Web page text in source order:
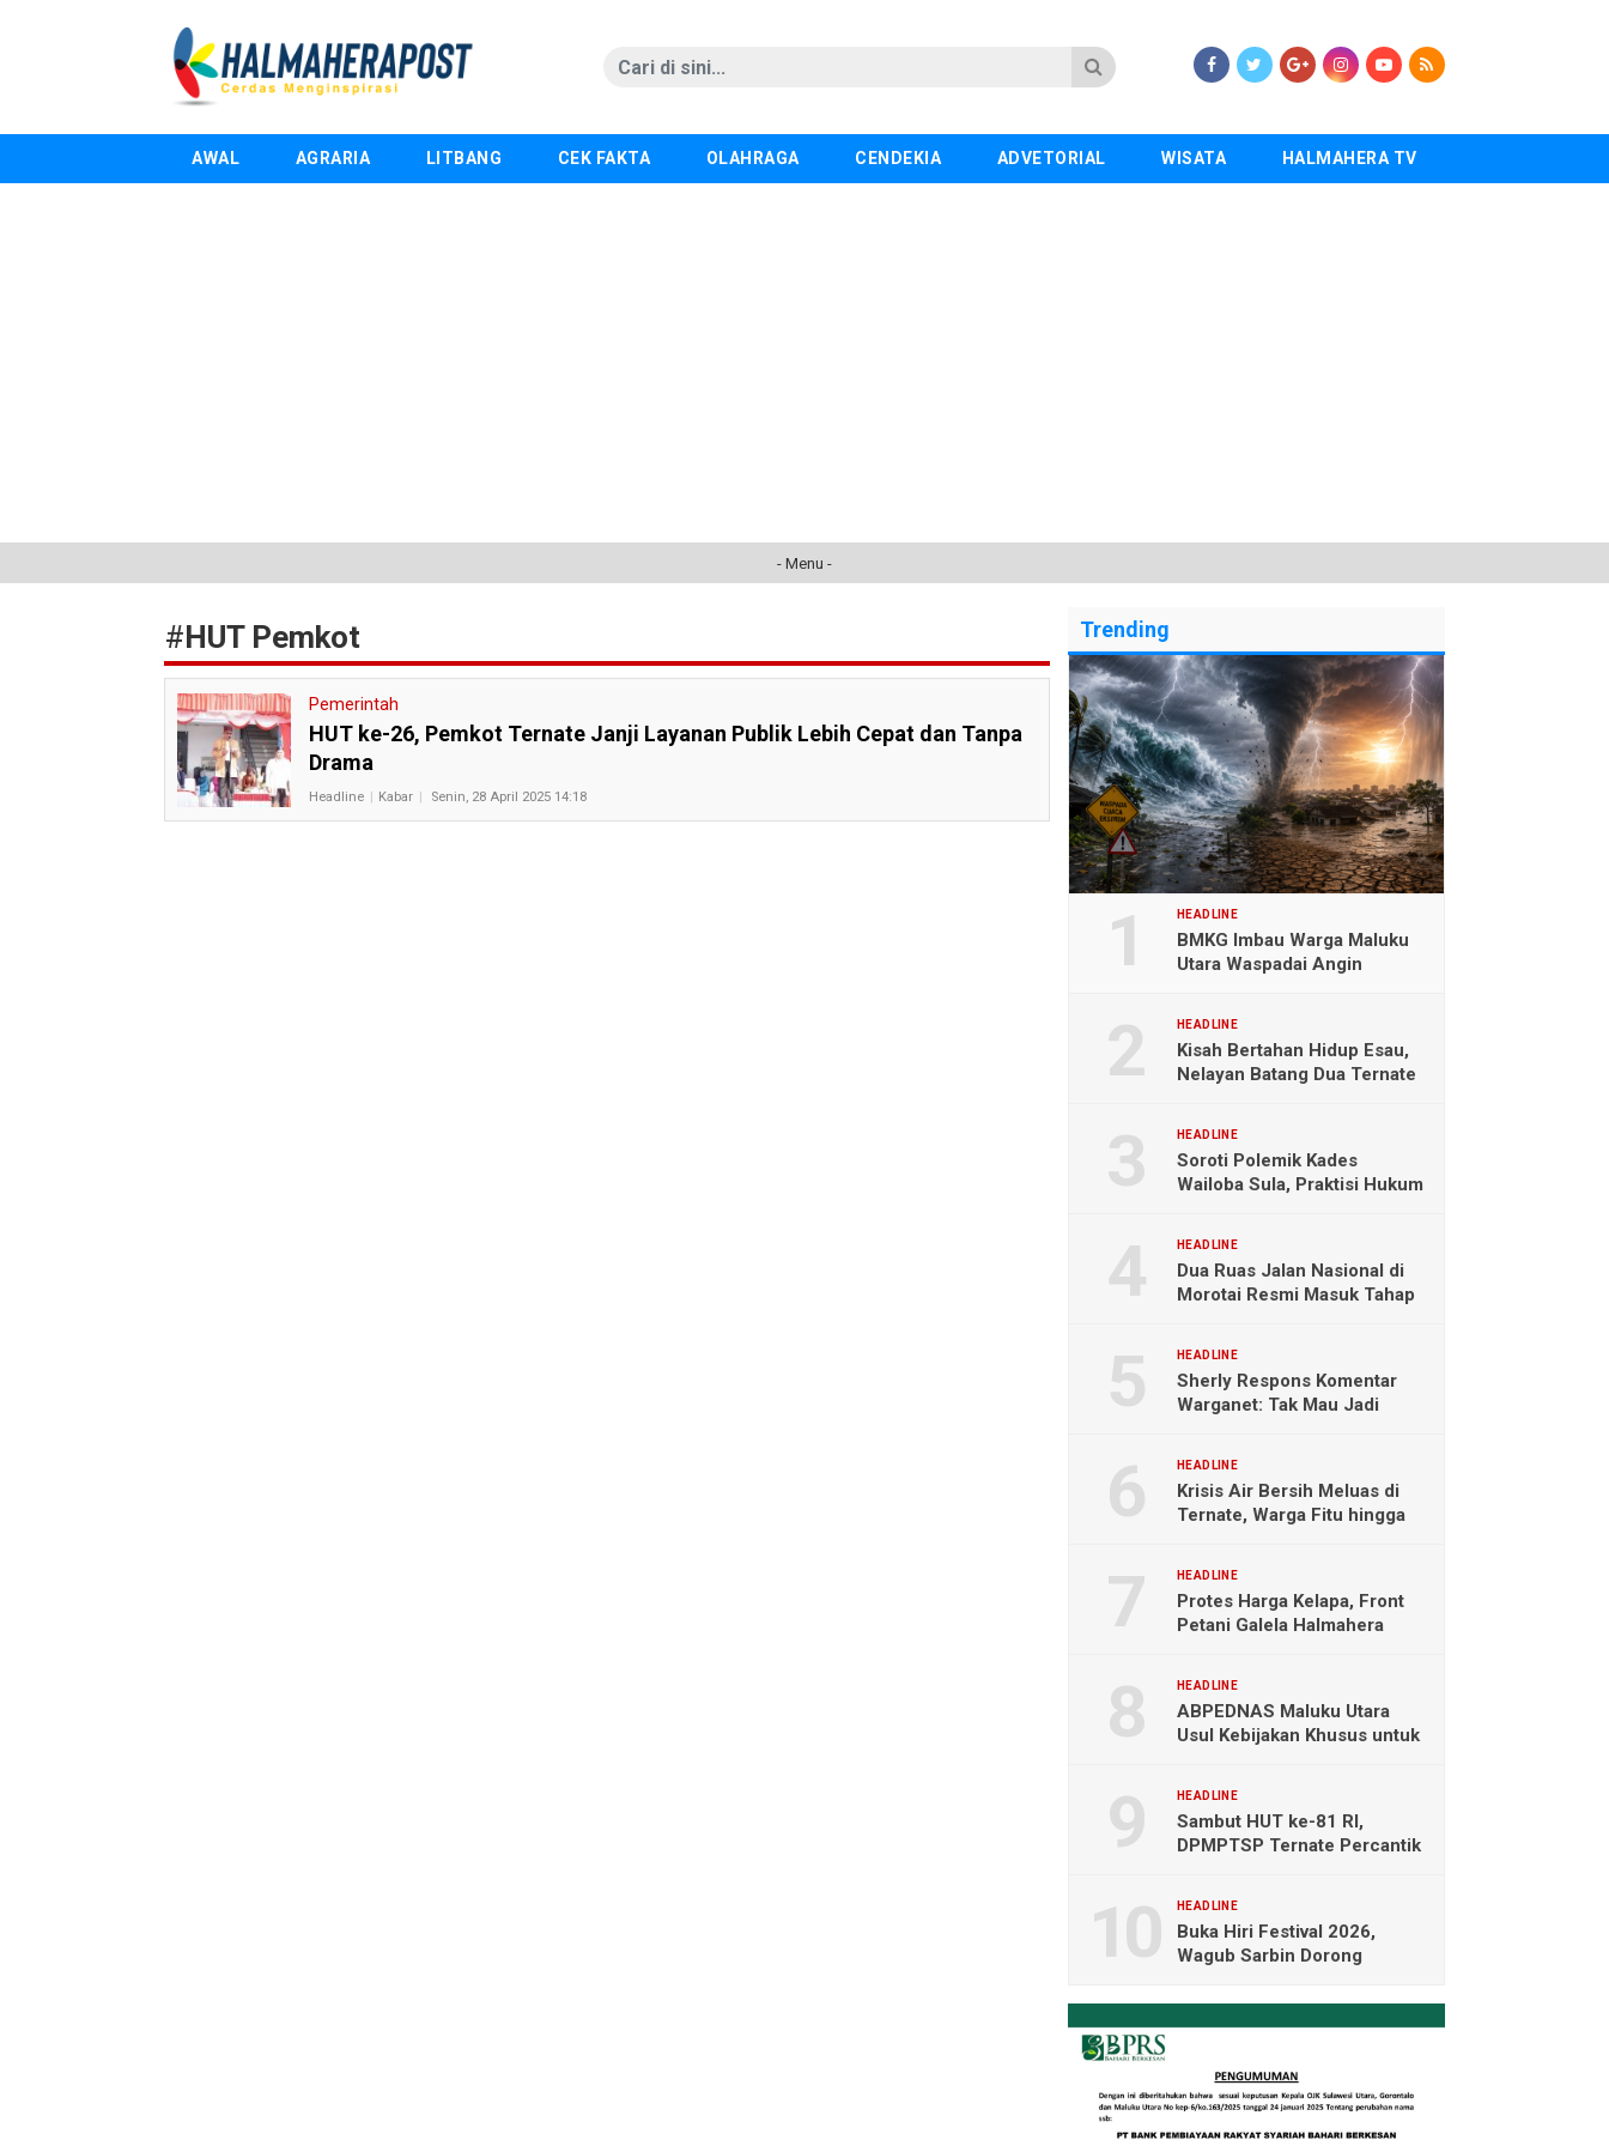
AWAL AGRARIA LITBANG CEK FAKTA OLAHRAGA CENDEKIA ADVETORIAL WISATA HALMAHERA TV
- Menu -
#HUT Pemkot
Pemerintah
HUT ke-26, Pemkot Ternate Janji Layanan Publik Lebih Cepat dan Tanpa
Drama
Headline Kabar Senin, 28 April 2025 14:18
Trending
HEADLINE
BMKG Imbau Warga Maluku
Utara Waspadai Angin
HEADLINE
Kisah Bertahan Hidup Esau,
Nelayan Batang Dua Ternate
HEADLINE
Soroti Polemik Kades
Wailoba Sula, Praktisi Hukum
HEADLINE
Dua Ruas Jalan Nasional di
Morotai Resmi Masuk Tahap
HEADLINE
Sherly Respons Komentar
Warganet: Tak Mau Jadi
HEADLINE
Krisis Air Bersih Meluas di
Ternate, Warga Fitu hingga
HEADLINE
Protes Harga Kelapa, Front
Petani Galela Halmahera
HEADLINE
ABPEDNAS Maluku Utara
Usul Kebijakan Khusus untuk
HEADLINE
Sambut HUT ke-81 RI,
DPMPTSP Ternate Percantik
HEADLINE
Buka Hiri Festival 2026,
Wagub Sarbin Dorong
Digital